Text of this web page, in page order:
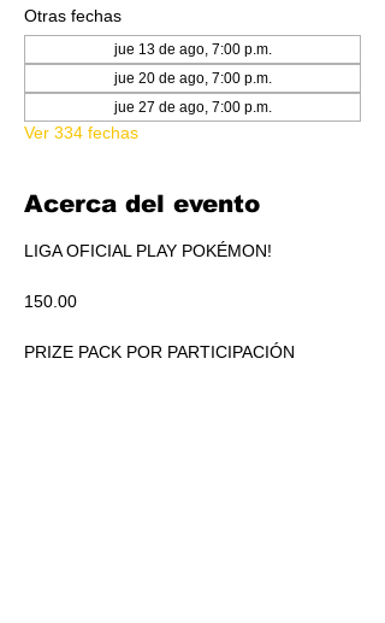
Otras fechas
jue 13 de ago, 7:00 p.m.
jue 20 de ago, 7:00 p.m.
jue 27 de ago, 7:00 p.m.
Ver 334 fechas
Acerca del evento
LIGA OFICIAL PLAY POKÉMON!
150.00
PRIZE PACK POR PARTICIPACIÓN